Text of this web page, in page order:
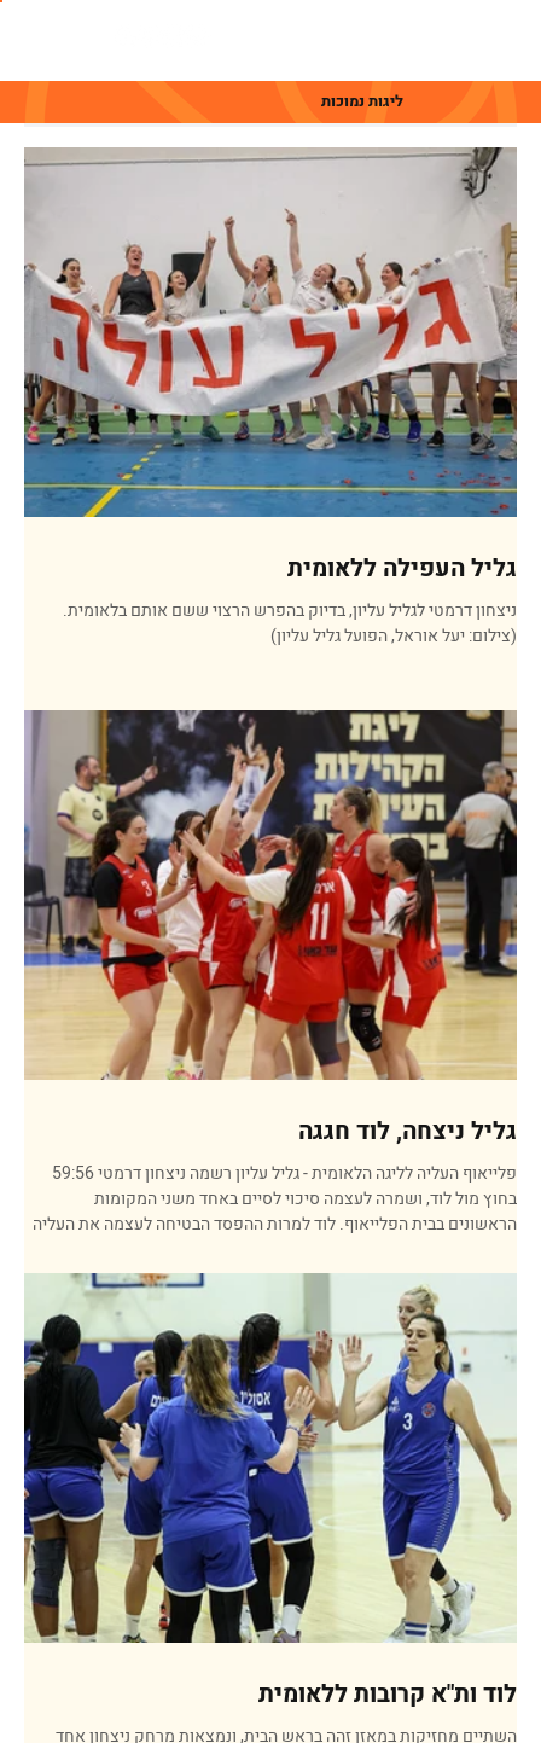
ליגות נמוכות
גליל העפילה ללאומית
ניצחון דרמטי לגליל עליון, בדיוק בהפרש הרצוי ששם אותם בלאומית.
(צילום: יעל אוראל, הפועל גליל עליון)
גליל ניצחה, לוד חגגה
פלייאוף העליה לליגה הלאומית - גליל עליון רשמה ניצחון דרמטי 59:56
בחוץ מול לוד, ושמרה לעצמה סיכוי לסיים באחד משני המקומות
הראשונים בבית הפלייאוף. לוד למרות ההפסד הבטיחה לעצמה את העליה
המקומי. ביום רביעי הצפוניות יארחו את ת"א למשחק הקובע. הרבע
הראשון לא הביא איתו קצב גבוה במיוחד, והתקדם בסקור נמוך יחסית.
שלשה של ענבר רוטנברג סידרה למארחת יתרון 2:7, דנה ביתן צמצמה,
טליה קופלוביץ הגדילה, 9:13 אחרי 10 דקות. לוד המשיכה
לוד ות"א קרובות ללאומית
השתיים מחזיקות במאזן זהה בראש הבית, ונמצאות מרחק ניצחון אחד